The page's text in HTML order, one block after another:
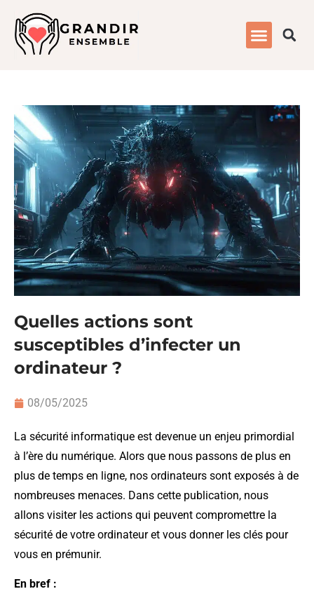
Quelles actions sont
susceptibles d’infecter un
ordinateur ?
08/05/2025
La sécurité informatique est devenue un enjeu primordial
à l’ère du numérique. Alors que nous passons de plus en
plus de temps en ligne, nos ordinateurs sont exposés à de
nombreuses menaces. Dans cette publication, nous
allons visiter les actions qui peuvent compromettre la
sécurité de votre ordinateur et vous donner les clés pour
vous en prémunir.
En bref :